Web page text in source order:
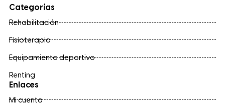
Categorías
Rehabilitación
Fisioterapia
Equipamiento deportivo
Renting
Enlaces
Mi cuenta